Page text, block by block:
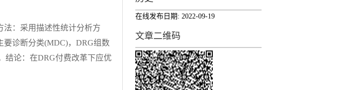
法：采用描述性统计分析方
要诊断分类(MDC)，DRG组数
结论：在DRG付费改革下应优
在线发布日期: 2022-09-19
文章二维码